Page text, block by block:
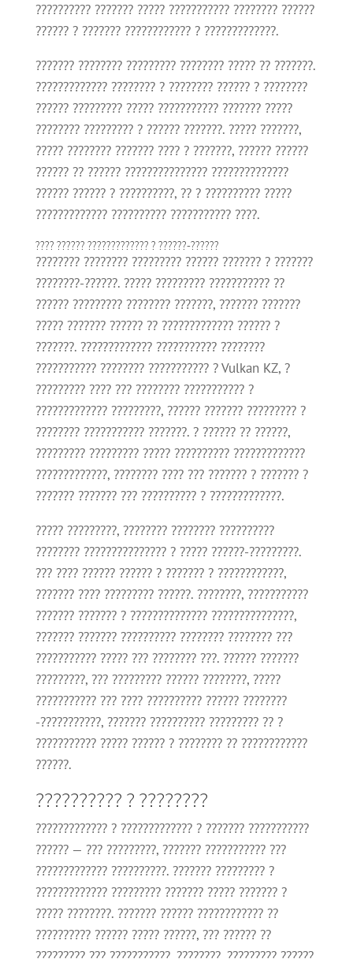
?????????? ??????? ????? ??????????? ???????? ??????
?????? ? ??????? ???????????? ? ?????????????.
??????? ???????? ????????? ???????? ????? ?? ???????.
????????????? ???????? ? ???????? ?????? ? ????????
?????? ????????? ????? ??????????? ??????? ?????
???????? ????????? ? ?????? ???????. ????? ???????,
????? ???????? ??????? ???? ? ???????, ?????? ??????
?????? ?? ?????? ??????????????? ??????????????
?????? ?????? ? ??????????, ?? ? ?????????? ?????
????????????? ?????????? ??????????? ????.
???? ?????? ????????????? ? ??????-??????
???????? ???????? ????????? ?????? ??????? ? ???????
????????-??????. ????? ????????? ??????????? ??
?????? ????????? ???????? ???????, ??????? ???????
????? ??????? ?????? ?? ????????????? ?????? ?
???????. ????????????? ??????????? ????????
??????????? ???????? ??????????? ? Vulkan KZ, ?
????????? ???? ??? ???????? ??????????? ?
????????????? ?????????, ?????? ??????? ????????? ?
???????? ??????????? ???????. ? ?????? ?? ??????,
????????? ????????? ????? ?????????? ?????????????
?????????????, ???????? ???? ??? ??????? ? ??????? ?
??????? ??????? ??? ?????????? ? ?????????????.
????? ?????????, ???????? ???????? ??????????
???????? ??????????????? ? ????? ??????-?????????.
??? ???? ?????? ?????? ? ??????? ? ????????????,
??????? ???? ????????? ??????. ????????, ???????????
??????? ??????? ? ?????????????? ???????????????,
??????? ??????? ?????????? ???????? ???????? ???
??????????? ????? ??? ???????? ???. ?????? ???????
?????????, ??? ????????? ?????? ????????, ?????
??????????? ??? ???? ?????????? ?????? ????????
-???????????, ??????? ?????????? ????????? ?? ?
??????????? ????? ?????? ? ???????? ?? ????????????
??????.
?????????? ? ????????
????????????? ? ????????????? ? ??????? ???????????
?????? — ??? ?????????, ??????? ??????????? ???
????????????? ??????????. ??????? ????????? ?
????????????? ????????? ??????? ????? ??????? ?
????? ????????. ??????? ?????? ???????????? ??
?????????? ?????? ????? ??????, ??? ?????? ??